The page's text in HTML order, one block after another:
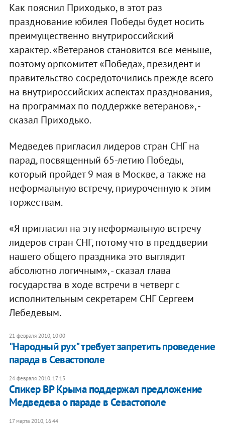
Как пояснил Приходько, в этот раз
празднование юбилея Победы будет носить
преимущественно внутрироссийский
характер. «Ветеранов становится все меньше,
поэтому оргкомитет «Победа», президент и
правительство сосредоточились прежде всего
на внутрироссийских аспектах празднования,
на программах по поддержке ветеранов», -
сказал Приходько.
Медведев пригласил лидеров стран СНГ на
парад, посвященный 65-летию Победы,
который пройдет 9 мая в Москве, а также на
неформальную встречу, приуроченную к этим
торжествам.
«Я пригласил на эту неформальную встречу
лидеров стран СНГ, потому что в преддверии
нашего общего праздника это выглядит
абсолютно логичным», - сказал глава
государства в ходе встречи в четверг с
исполнительным секретарем СНГ Сергеем
Лебедевым.
21 февраля 2010, 10:00
"Народный рух" требует запретить проведение
парада в Севастополе
24 февраля 2010, 17:15
Спикер ВР Крыма поддержал предложение
Медведева о параде в Севастополе
17 марта 2010, 16:44